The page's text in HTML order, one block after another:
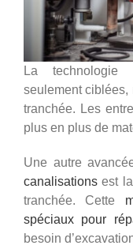
La technologie
seulement ciblées,
tranchée. Les
plus en plus de
Une autre
canalisationsest la
tranchée. Cette
spéciaux pour
besoin